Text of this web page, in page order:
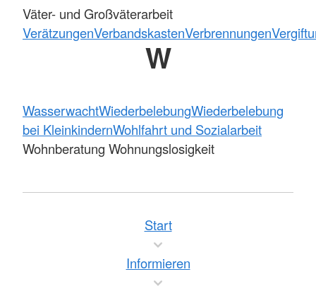
Väter- und Großväterarbeit
VerätzungenVerbandskastenVerbrennungen
W
WasserwachtWiederbelebungWiederbelebung
bei KleinkindernWohlfahrt und Sozialarbeit
Wohnberatung Wohnungslosigkeit
Start
Informieren